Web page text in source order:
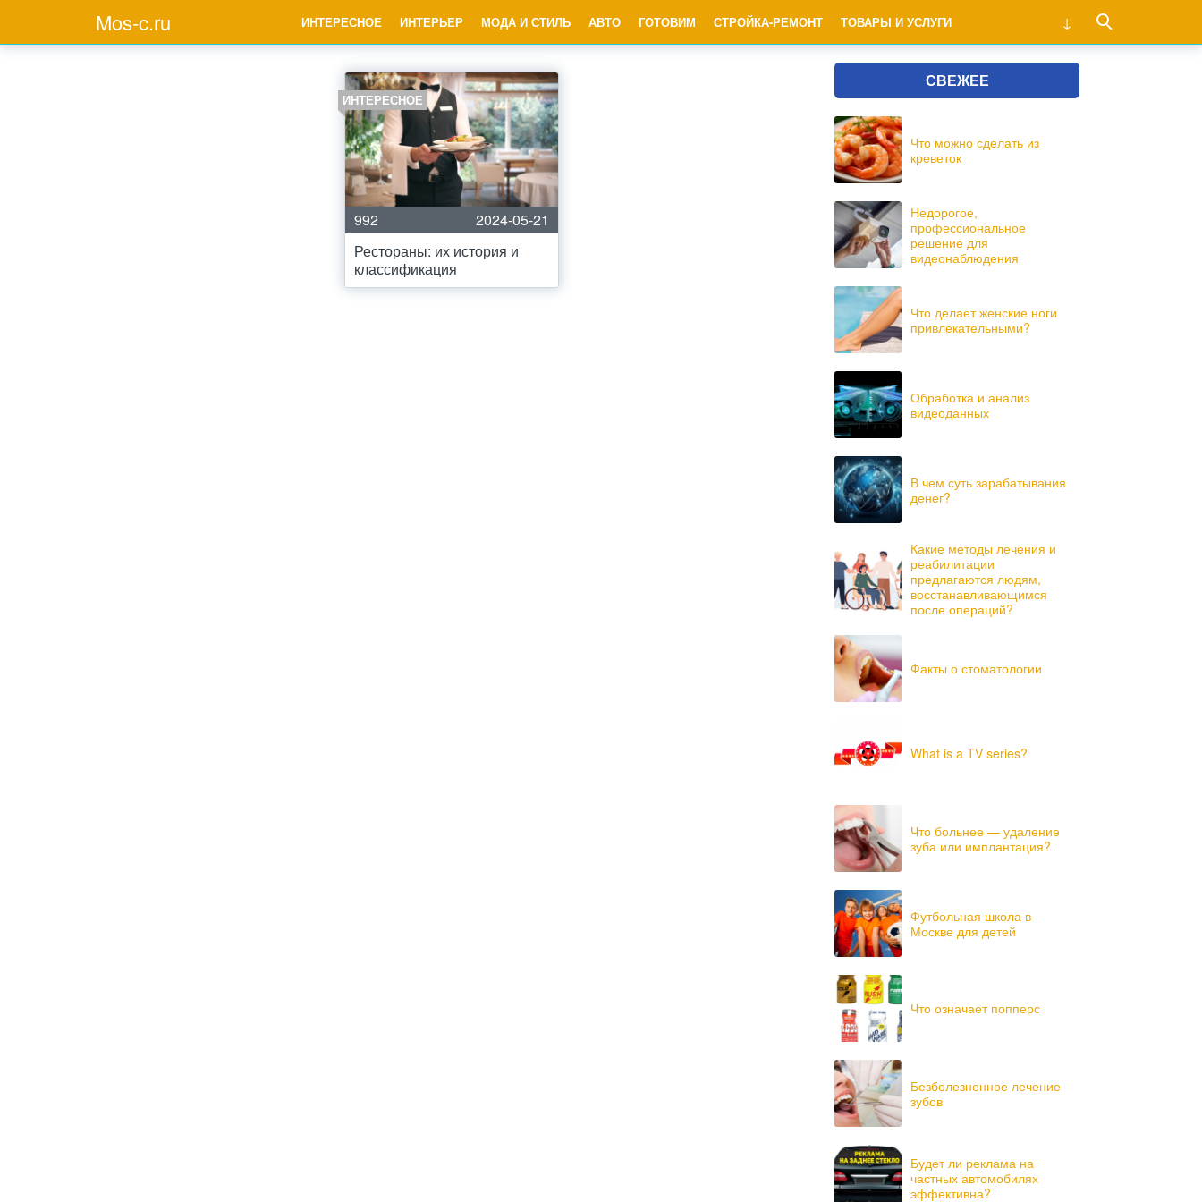
Mos-c.ru ИНТЕРЕСНОЕ ИНТЕРЬЕР МОДА И СТИЛЬ АВТО ГОТОВИМ СТРОЙКА-РЕМОНТ ТОВАРЫ И УСЛУГИ
ИНТЕРЕСНОЕ
992
2024-05-21
Рестораны: их история и
классификация
СВЕЖЕЕ
Что можно сделать из
креветок
Недорогое,
профессиональное
решение для
видеонаблюдения
Что делает женские ноги
привлекательными?
Обработка и анализ
видеоданных
В чем суть зарабатывания
денег?
Какие методы лечения и
реабилитации
предлагаются людям,
восстанавливающимся
после операций?
Факты о стоматологии
What is a TV series?
Что больнее — удаление
зуба или имплантация?
Футбольная школа в
Москве для детей
Что означает попперс
Безболезненное лечение
зубов
Будет ли реклама на
частных автомобилях
эффективна?